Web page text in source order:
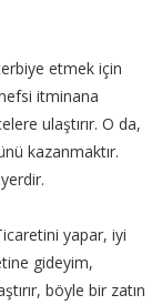
etmek için
itminana
ulaştırır. O da,
kazanmaktır.
yapar, iyi
gideyim,
böyle bir zatın